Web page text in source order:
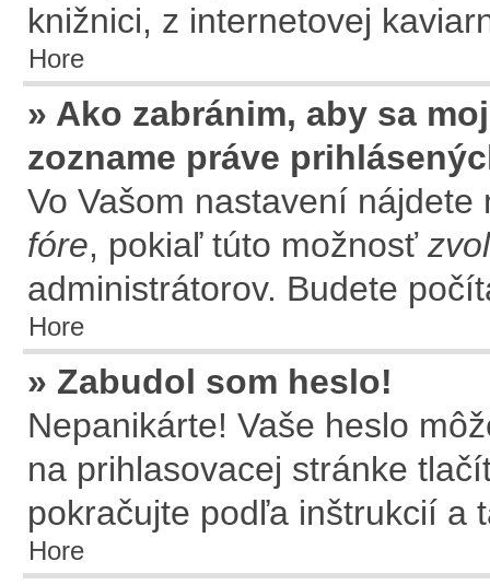
knižnici, z internetovej
Hore
» Ako zabránim, aby sa
zozname práve
Vo Vašom nastavení
fóre, pokiaľ túto možnosť
administrátorov. Budete
Hore
» Zabudol som heslo!
Nepanikárte! Vaše heslo
na prihlasovacej stránke
pokračujte podľa inštrukcií a
Hore